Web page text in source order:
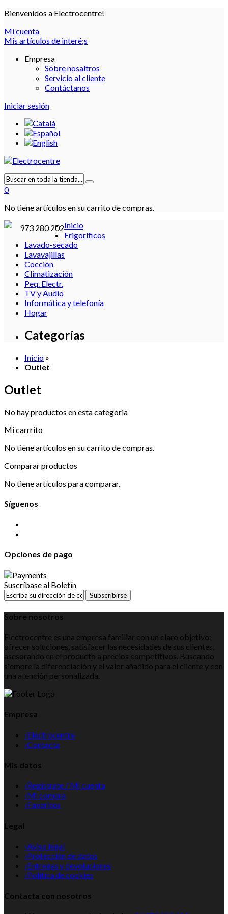
Bienvenidos a Electrocentre!
Mi cuenta
Mis artículos de interé;s
Empresa
Sobre nosaltros
Servicio al cliente
Contáctanos
Iniciar sesión
0
No tiene artículos en su carrito de compras.
973 280 202Inicio
Frigoríficos
Lavado-secado
Lavavajillas
Cocción
Climatización
Peq. Electr.
TV y Audio
Informática y telefonía
Hogar
Categorías
Inicio »
Outlet
Outlet
No hay productos en esta categoria
Mi carrrito
No tiene artículos en su carrito de compras.
Comparar productos
No tiene artículos para comparar.
Síguenos
Opciones de pago
Suscríbase al Boletín
Subscribirse
Sobre nosotros
Electrocentre es una empresa familiar con un claro objetivo:
ofrecer soluciones, satisfacer las necesidades de sus clientes,
asesorando en el producto a precios competitivos. Buscando
siempre la diferenciación y el valor añadido para el cliente y con
una atención personalizada.
Empresa
›Electrocentre
›Contacta
Mis datos
›Registrate / Mi cuenta
›Mi compra
›Favoritos
Legal
›Aviso legal
›Protección de datos
›Entregas y devoluciones
›Politica de cookies
Contacta con nosotros